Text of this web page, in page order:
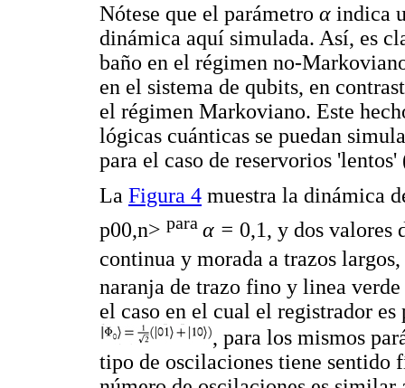
Nótese que el parámetro α indica
dinámica aquí simulada. Así, es
baño en el régimen no-
en el sistema de qubits, en
el régimen Markoviano. Este
lógicas cuánticas se puedan
para el caso de reservorios
La Figura 4 muestra la dinámica
p00,n> para α = 0,1, y dos valores
continua y morada a trazos
naranja de trazo fino y linea
el caso en el cual el registrador
, para los mismos
tipo de oscilaciones tiene sentido